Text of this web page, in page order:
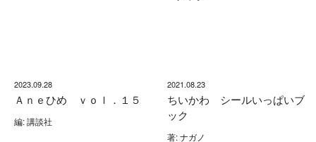
2023.09.28
Ａｎｅひめ ｖｏｌ．１５
編: 講談社
2021.08.23
ちいかわ シールいっぱいブ
ック
著: ナガノ